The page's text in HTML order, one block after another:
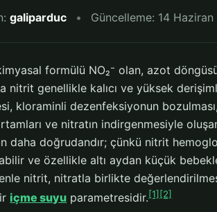
galiparduc • Güncelleme: 14
formülü NO₂⁻ olan, azot
nitrit genellikle kalıcı ve yüksek
kloraminli dezenfeksiyonun
ve nitratın indirgenmesiyle
daha doğrudandır; çünkü nitrit
ve özellikle altı aydan küçük
nitrit, nitratla birlikte
içme suyu parametresidir.[1] [2]